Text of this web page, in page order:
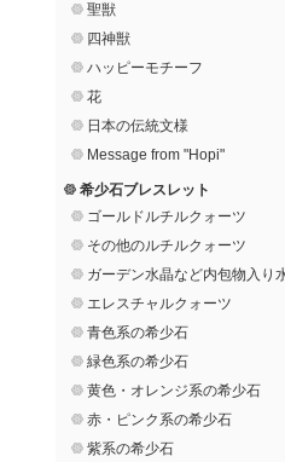
聖獣
四神獣
ハッピーモチーフ
花
日本の伝統文様
Message from "Hopi"
希少石ブレスレット
ゴールドルチルクォーツ
その他のルチルクォーツ
ガーデン水晶など内包物入り
エレスチャルクォーツ
青色系の希少石
緑色系の希少石
黄色・オレンジ系の希少石
赤・ピンク系の希少石
紫系の希少石